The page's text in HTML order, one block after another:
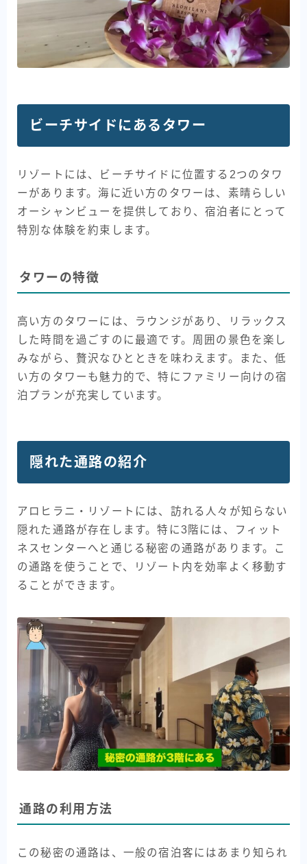
ビーチサイドにあるタワー
リゾートには、ビーチサイドに位置する2つのタワ
ーがあります。海に近い方のタワーは、素晴らしい
オーシャンビューを提供しており、宿泊者にとって
特別な体験を約束します。
タワーの特徴
高い方のタワーには、ラウンジがあり、リラックス
した時間を過ごすのに最適です。周囲の景色を楽し
みながら、贅沢なひとときを味わえます。また、低
い方のタワーも魅力的で、特にファミリー向けの宿
泊プランが充実しています。
隠れた通路の紹介
アロヒラニ・リゾートには、訪れる人々が知らない
隠れた通路が存在します。特に3階には、フィット
ネスセンターへと通じる秘密の通路があります。こ
の通路を使うことで、リゾート内を効率よく移動す
ることができます。
通路の利用方法
この秘密の通路は、一般の宿泊客にはあまり知られ